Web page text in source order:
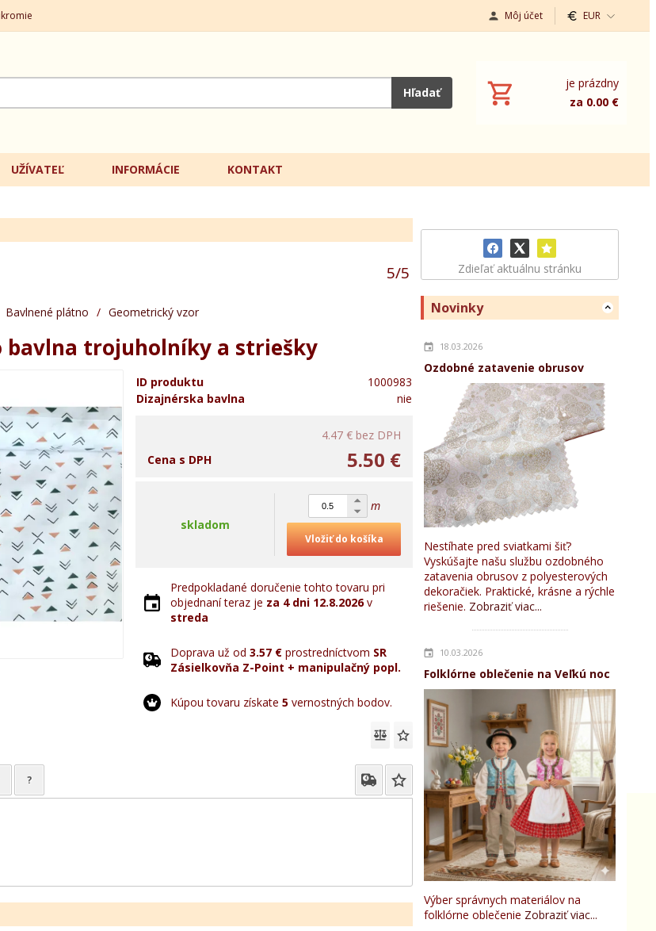
Môj účet EUR
Hľadať
je prázdny
za 0.00 €
UŽÍVATEĽ INFORMÁCIE KONTAKT
Zdieľať aktuálnu stránku
Novinky
18.03.2026
Ozdobné zatavenie obrusov
Nestíhate pred sviatkami šiť?
Vyskúšajte našu službu ozdobného
zatavenia obrusov z polyesterových
dekoračiek. Praktické, krásne a rýchle
riešenie. Zobraziť viac...
10.03.2026
Folklórne oblečenie na Veľkú noc
Výber správnych materiálov na
folklórne oblečenie Zobraziť viac...
5/5
Bavlnené plátno / Geometrický vzor
bavlna trojuholníky a striešky
ID produktu
1000983
Dizajnérska bavlna
nie
4.47 € bez DPH
5.50 €
Cena s DPH
skladom
m
Vložiť do košíka
Predpokladané doručenie tohto tovaru pri
objednaní teraz je za 4 dni 12.8.2026v
streda
Doprava už od 3.57 € prostredníctvom SR
Zásielkovňa Z-Point + manipulačný popl.
Kúpou tovaru získate 5 vernostných bodov.
?